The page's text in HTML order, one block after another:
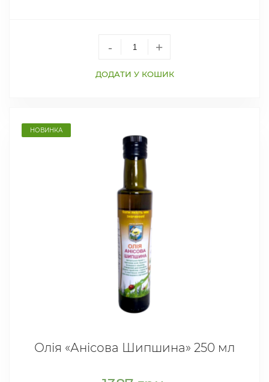
- +
ДОДАТИ У КОШИК
НОВИНКА
Олія «Анісова Шипшина» 250 мл